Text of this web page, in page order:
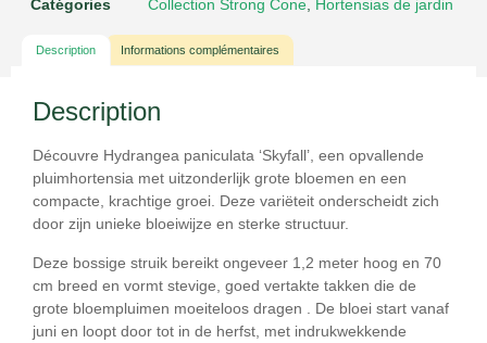
Catégories Collection Strong Cone Hortensias de jardin
Description Informations complémentaires
Description
Découvre Hydrangea paniculata ‘Skyfall’, een opvallende
pluimhortensia met uitzonderlijk grote bloemen en een
compacte, krachtige groei. Deze variëteit onderscheidt zich
door zijn unieke bloeiwijze en sterke structuur.
Deze bossige struik bereikt ongeveer 1,2 meter hoog en 70
cm breed en vormt stevige, goed vertakte takken die de
grote bloempluimen moeiteloos dragen . De bloei start vanaf
juni en loopt door tot in de herfst , met indrukwekkende